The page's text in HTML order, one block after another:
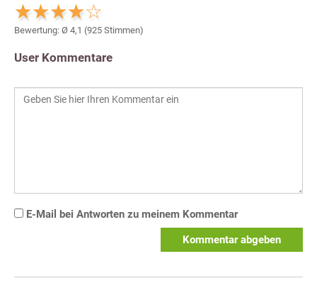
Bewertung: Ø 4,1 (925 Stimmen)
User Kommentare
E-Mail bei Antworten zu meinem Kommentar
Kommentar abgeben